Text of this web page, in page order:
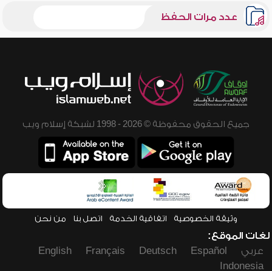
عدد مرات الحفظ
جميع الحقوق محفوظة © 2026 - 1998 لشبكة إسلام ويب
وثيقة الخصوصية اتفاقية الخدمة اتصل بنا من نحن
لغات الموقع:
عربي
Español
Deutsch
Français
English
Indonesia